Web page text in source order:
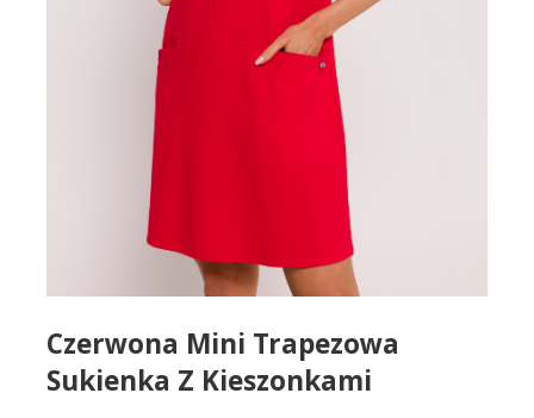
Czerwona Mini Trapezowa
Sukienka Z Kieszonkami